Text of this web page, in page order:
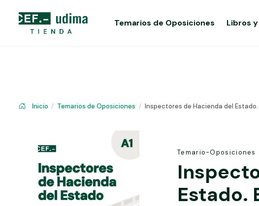
Temarios de Oposiciones Libros
Inicio Temarios de Oposiciones Inspectores de Hacienda del Estado.
Temario-Oposiciones
Estado.